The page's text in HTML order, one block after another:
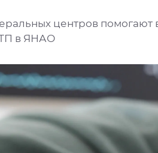
центров помогают
в ЯНАО